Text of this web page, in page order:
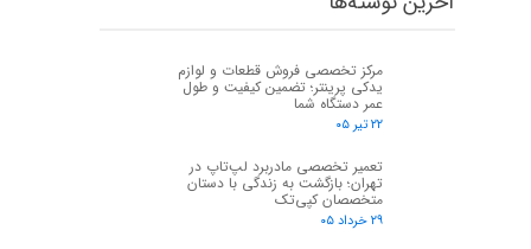
مرکز تخصصی فروش قطعات و لوازم
یدکی پرینتر؛ تضمین کیفیت و طول
عمر دستگاه شما
۲۲ تیر ۰۵
تعمیر تخصصی مادربرد لپ‌تاپ در
تهران؛ بازگشت به زندگی با دستان
متخصصان کپی‌تک
۲۹ خرداد ۰۵